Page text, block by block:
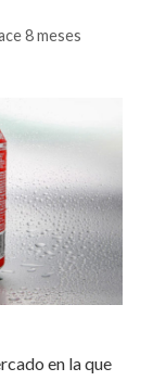
8 meses
en la que